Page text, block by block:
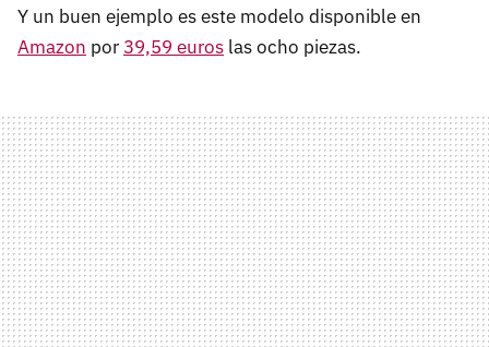
Y un buen ejemplo es este modelo disponible en
Amazon por 39,59 euros las ocho piezas.